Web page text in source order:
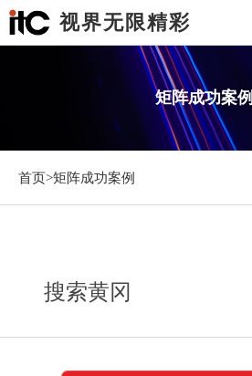
视界无限精彩
矩阵成功案例
首页>矩阵成功案例
搜索黄冈